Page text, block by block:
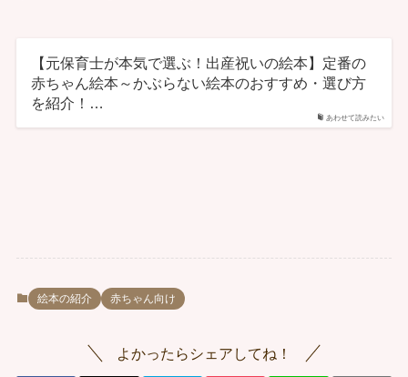
あわせて読みたい
【元保育士が本気で選ぶ！出産祝いの絵本】定番の
赤ちゃん絵本～かぶらない絵本のおすすめ・選び方
を紹介！…
絵本の紹介 赤ちゃん向け
よかったらシェアしてね！